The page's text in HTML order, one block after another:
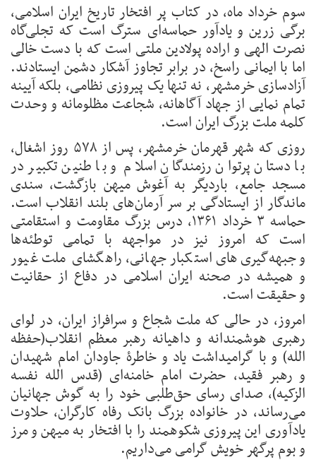
سوم خرداد ماه، در کتاب پر افتخار تاریخ ایران اسلامی،
برگی زرین و یادآور حماسه‌ای سترگ است که تجلی‌گاه
نصرت الهی و اراده پولادین ملتی است که با دست خالی
اما با ایمانی راسخ، در برابر تجاوز آشکار دشمن ایستادند.
آزادسازی خرمشهر، نه تنها یک پیروزی نظامی، بلکه آیینه
تمام نمایی از جهاد آگاهانه، شجاعت مظلومانه و وحدت
کلمه ملت بزرگ ایران است.
روزی که شهر قهرمان خرمشهر، پس از ۵۷۸ روز اشغال،
با دستان پرتوان رزمندگان اسلام و با طنین تکبیر در
مسجد جامع، باردیگر به آغوش میهن بازگشت، سندی
ماندگار از ایستادگی بر سر آرمان‌های بلند انقلاب است.
حماسه ۳ خرداد ۱۳۶۱، درس بزرگ مقاومت و استقامتی
است که امروز نیز در مواجهه با تمامی توطئه‌ها
و جبهه‌گیری‌های استکبار جهانی، راهگشای ملت غیور
و همیشه در صحنه ایران اسلامی در دفاع از حقانیت
و حقیقت است.
امروز، در حالی که ملت شجاع و سرافراز ایران، در لوای
رهبری هوشمندانه و داهیانه رهبر معظم انقلاب(حفظه
الله) و با گرامیداشت یاد و خاطرۀ جاودان امام شهیدان
و رهبر فقید، حضرت امام خامنه‌ای (قدس الله نفسه
الزکیه)، صدای رسای حق‌طلبی خود را به گوش جهانیان
می‌رساند، در خانواده بزرگ بانک رفاه کارگران، حلاوت
یادآوری این پیروزی شکوهمند را با افتخار به میهن و مرز
و بوم پرگهر خویش گرامی می‌داریم.